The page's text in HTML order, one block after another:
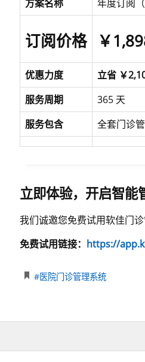
方案名称
年度订阅（
订阅价格 ￥
优惠力度 立省 ￥
服务周期
365 天
服务包含
全套门诊
立即体验，开启智能
我们诚邀您免费试用软佳门
免费试用链接： https://
#医院门诊管理系统